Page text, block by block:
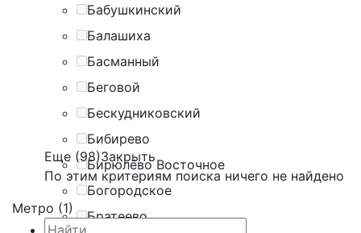
Бабушкинский
Балашиха
Басманный
Беговой
Бескудниковский
Бибирево
Бирюлёво Восточное
Богородское
Братеево
Еще (98)Закрыть
По этим критериям поиска ничего не найдено
Метро (1)